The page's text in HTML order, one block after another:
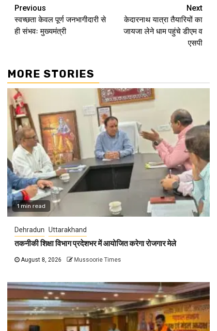
Continue
Reading
Previous
स्वच्छता केवल पूर्ण जनभागीदारी से
ही संभवः मुख्यमंत्री
Next
केदारनाथ यात्रा तैयारियों का
जायजा लेने धाम पहुंचे डीएम व
एसपी
MORE STORIES
1 min read
Dehradun Uttarakhand
तकनीकी शिक्षा विभाग प्रदेशभर में आयोजित करेगा रोजगार मेले
August 8, 2026 Mussoorie Times